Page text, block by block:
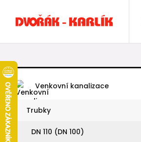
Venkovní kanalizace
Trubky
DN 110 (DN 100)